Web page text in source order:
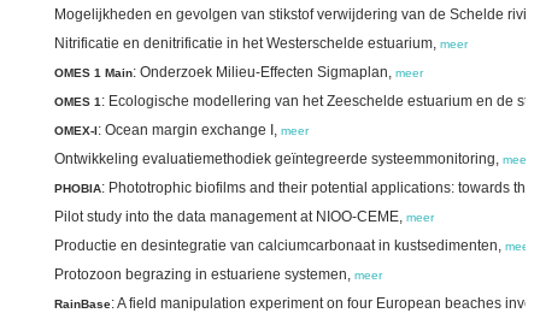
Mogelijkheden en gevolgen van stikstof verwijdering van de Schelde
Nitrificatie en denitrificatie in het Westerschelde estuarium, meer
OMES 1 Main: Onderzoek Milieu-Effecten Sigmaplan, meer
OMES 1 : Ecologische modellering van het Zeeschelde estuarium en de
OMEX-I: Ocean margin exchange I, meer
Ontwikkeling evaluatiemethodiek geïntegreerde systeemmonitoring, meer
PHOBIA: Phototrophic biofilms and their potential applications: towards
Pilot study into the data management at NIOO-CEME, meer
Productie en desintegratie van calciumcarbonaat in kustsedimenten, meer
Protozoon begrazing in estuariene systemen, meer
RainBase: A field manipulation experiment on four European beaches